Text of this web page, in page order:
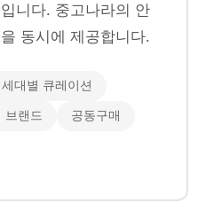
니다. 중고나라의 안
동시에 제공합니다.
세대별 큐레이션
브랜드 공동구매